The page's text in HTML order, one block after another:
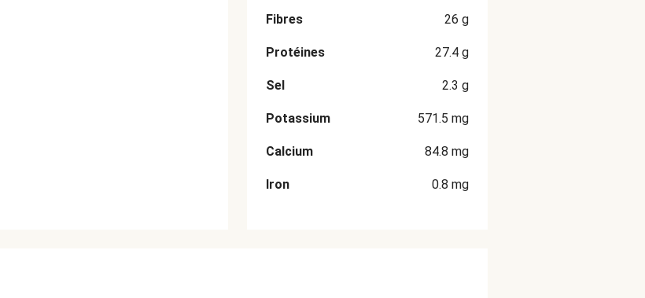
Fibres 26 g
Protéines 27.4 g
Sel 2.3 g
Potassium 571.5 mg
Calcium 84.8 mg
Iron 0.8 mg